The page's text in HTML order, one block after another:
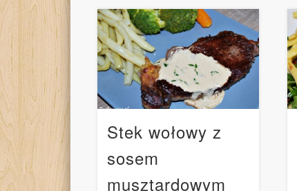
Stek wołowy z
sosem
musztardowym